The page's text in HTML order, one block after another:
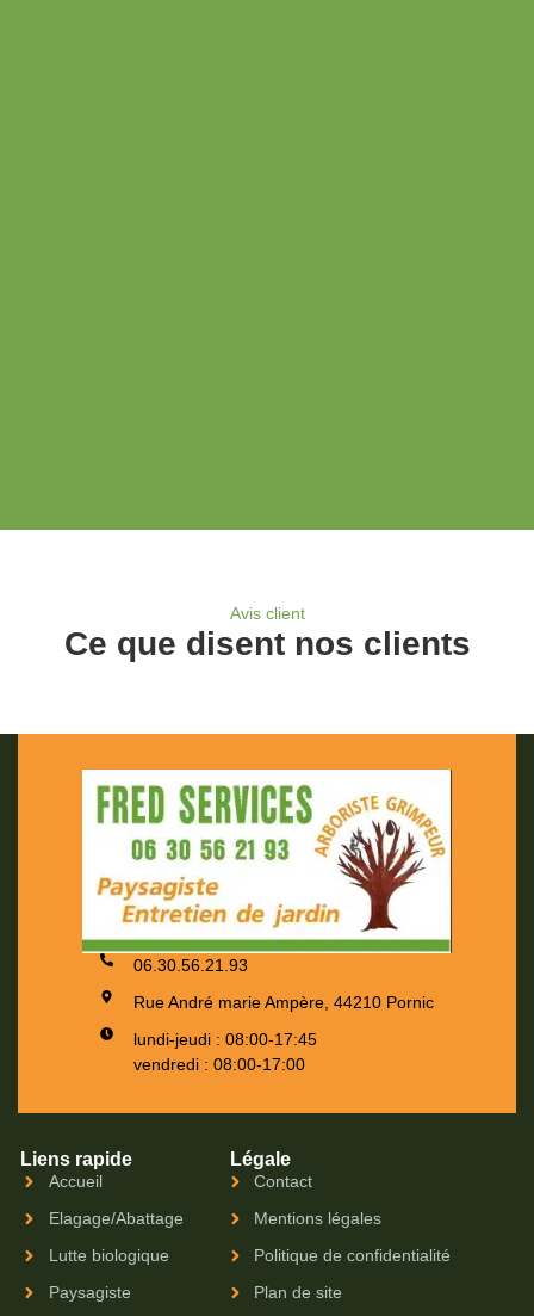
Avis client
Ce que disent nos clients
06.30.56.21.93
Rue André marie Ampère, 44210 Pornic
lundi-jeudi : 08:00-17:45
vendredi : 08:00-17:00
Liens rapide
Accueil
Elagage/Abattage
Lutte biologique
Paysagiste
Légale
Contact
Mentions légales
Politique de confidentialité
Plan de site